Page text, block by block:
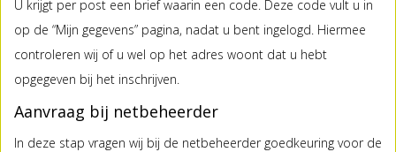
U krijgt per post een brief waarin een code. Deze code vult u in
op de “Mijn gegevens” pagina, nadat u bent ingelogd. Hiermee
controleren wij of u wel op het adres woont dat u hebt
opgegeven bij het inschrijven.
Aanvraag bij netbeheerder
In deze stap vragen wij bij de netbeheerder goedkeuring voor de